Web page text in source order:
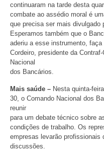
continuaram na tarde desta
combate ao assédio moral é
que precisa ser mais divulgado
Esperamos também que o
aderiu a esse instrumento, faça
Cordeiro, presidente da
Nacional
dos Bancários.
Mais saúde – Nesta quinta-
30, o Comando Nacional dos
reunir
para um debate técnico sobre
condições de trabalho. Os
empresas levarão profissionais
discussões.